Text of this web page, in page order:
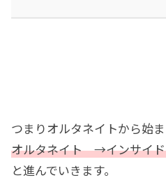
つまりオルタネイトから始ま
オルタネイト →インサイ
と進んでいきます。